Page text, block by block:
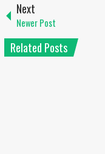
Next
Newer Post
Related Posts